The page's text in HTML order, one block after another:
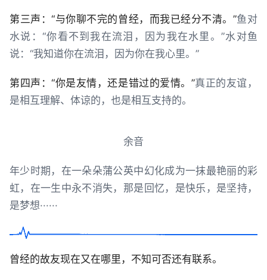
第三声：“与你聊不完的曾经，而我已经分不清。”鱼对
水说：“你看不到我在流泪，因为我在水里。”水对鱼
说：“我知道你在流泪，因为你在我心里。”
第四声：“你是友情，还是错过的爱情。”真正的友谊，
是相互理解、体谅的，也是相互支持的。
余音
年少时期，在一朵朵蒲公英中幻化成为一抹最艳丽的彩
虹，在一生中永不消失，那是回忆，是快乐，是坚持，
是梦想······
曾经的故友现在又在哪里，不知可否还有联系。